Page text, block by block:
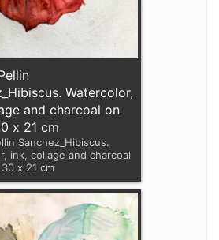
Watercolor,
and charcoal on
x 21 cm
Sanchez_Hibiscus.
ink, collage and charcoal
x 21 cm